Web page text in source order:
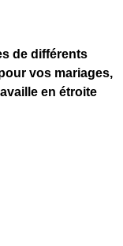
de différents
vos mariages,
en étroite